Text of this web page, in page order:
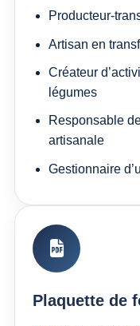
Producteur-
Artisan en
Créateur
légumes
Responsable
artisanale
Gestionnaire
Plaquette de